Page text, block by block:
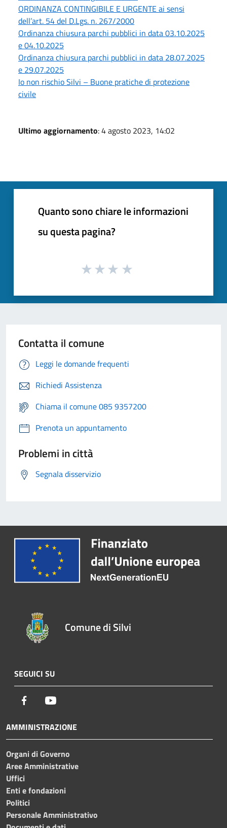
ORDINANZA CONTINGIBILE E URGENTE ai sensi
dell’art. 54 del D.Lgs. n. 267/2000
Ordinanza chiusura parchi pubblici in data 03.10.2025
e 04.10.2025
Ordinanza chiusura parchi pubblici in data 28.07.2025
e 29.07.2025
Io non rischio Silvi – Buone pratiche di protezione
civile
Ultimo aggiornamento: 4 agosto 2023, 14:02
Quanto sono chiare le informazioni
su questa pagina?
Contatta il comune
Leggi le domande frequenti
Richiedi Assistenza
Chiama il comune 085 9357200
Prenota un appuntamento
Problemi in città
Segnala disservizio
Comune di Silvi
SEGUICI SU
Facebook
AMMINISTRAZIONE
Organi di Governo
Aree Amministrative
Uffici
Enti e fondazioni
Politici
Personale Amministrativo